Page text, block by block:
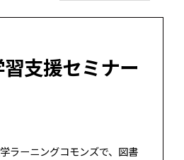
支援セミナー
ラーニングコモンズで、図書